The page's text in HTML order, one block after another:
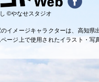
©やなせスタジオ
イメージキャラクターは、高知県
ージ上で使用されたイラスト・写